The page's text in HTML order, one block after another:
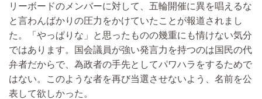
リーボードのメンバーに対して、五輪開催に異を唱えるな
と言わんばかりの圧力をかけていたことが報道されまし
た。「やっぱりな」と思ったものの幾重にも情けない気分
ではあります。国会議員が強い発言力を持つのは国民の代
弁者だからで、為政者の手先としてパワハラをするためで
はない。このような者を再び当選させないよう、名前を公
表して欲しかった。